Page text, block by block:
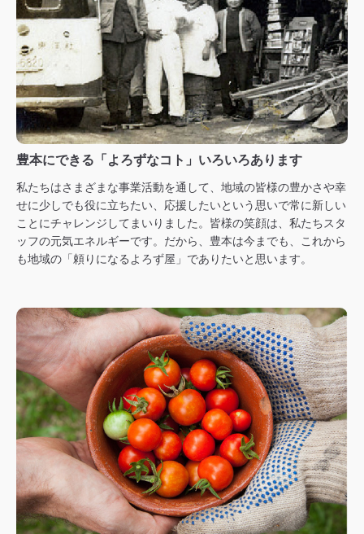
豊本にできる「よろずなコト」いろいろあります
私たちはさまざまな事業活動を通して、地域の皆様の豊かさや幸
せに少しでも役に立ちたい、応援したいという思いで常に新しい
ことにチャレンジしてまいりました。皆様の笑顔は、私たちスタ
ッフの元気エネルギーです。だから、豊本は今までも、これから
も地域の「頼りになるよろず屋」でありたいと思います。